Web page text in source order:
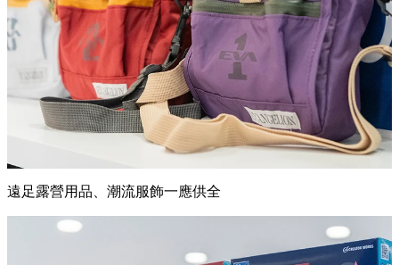
遠足露營用品、潮流服飾一應供全